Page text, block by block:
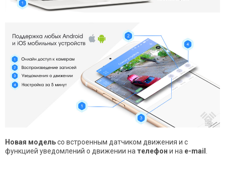
Новая модельсо встроенным датчиком движения и с
функцией уведомлений о движении на телефон и на e-mail